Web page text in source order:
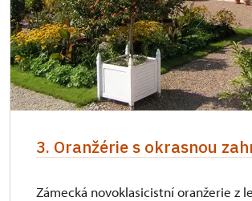
3. Oranžérie s okrasnou
Zámecká novoklasicistní oranžerie z